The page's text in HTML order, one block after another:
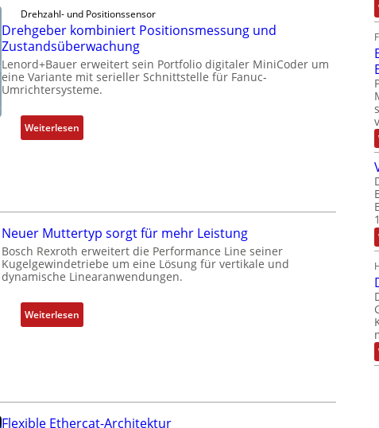
e
b
e
k
o
b
i
r
P
o
s
i
Drehzahl- und Positionssensor
Drehgeber kombiniert Positionsmessung und
Zustandsüberwachung
Lenord+Bauer erweitert sein Portfolio digitaler MiniCoder um
eine Variante mit serieller Schnittstelle für Fanuc-
Umrichtersysteme.
Weiterlesen:
D
g
e
r
o
m
Neuer Muttertyp sorgt für mehr Leistung
Bosch Rexroth erweitert die Performance Line seiner
Kugelgewindetriebe um eine Lösung für vertikale und
dynamische Linearanwendungen.
Weiterlesen:
N
Flexible Ethercat-Architektur